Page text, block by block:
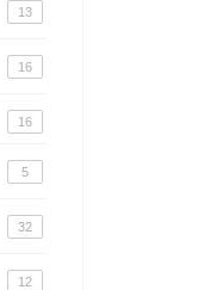
13
16
16
5
32
12